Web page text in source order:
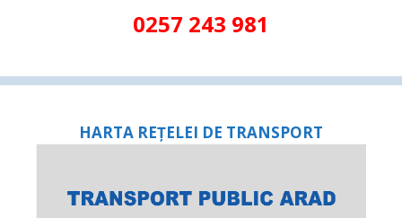
0257 243 981
HARTA REȚELEI DE TRANSPORT